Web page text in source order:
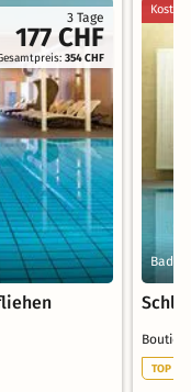
3 Tage
177 CHF
354 CHF
Bad
TOP